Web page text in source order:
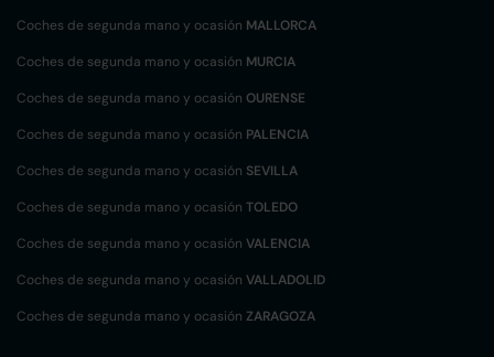
Coches de segunda mano y ocasión MALLORCA
Coches de segunda mano y ocasión MURCIA
Coches de segunda mano y ocasión OURENSE
Coches de segunda mano y ocasión PALENCIA
Coches de segunda mano y ocasión SEVILLA
Coches de segunda mano y ocasión TOLEDO
Coches de segunda mano y ocasión VALENCIA
Coches de segunda mano y ocasión VALLADOLID
Coches de segunda mano y ocasión ZARAGOZA